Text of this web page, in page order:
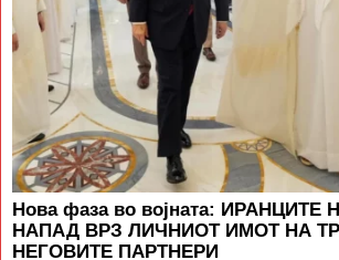
Нова фаза во војната: ИРАНЦИТЕ
НАПАД ВРЗ ЛИЧНИОТ ИМОТ НА
НЕГОВИТЕ ПАРТНЕРИ